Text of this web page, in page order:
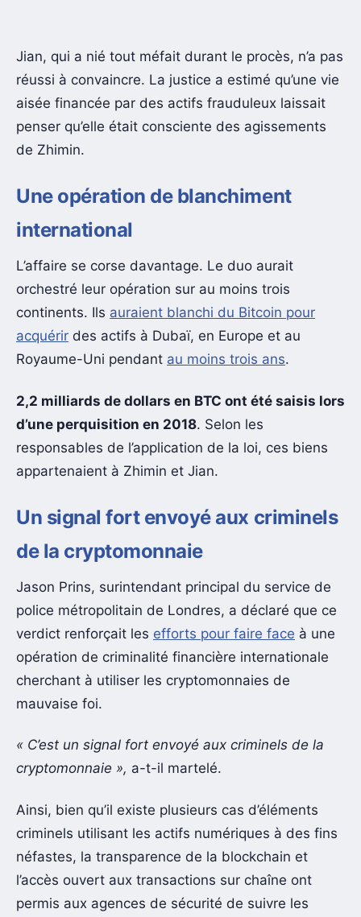
Jian, qui a nié tout méfait durant le procès, n’a pas
réussi à convaincre. La justice a estimé qu’une vie
aisée financée par des actifs frauduleux laissait
penser qu’elle était consciente des agissements
de Zhimin.
Une opération de blanchiment
international
L’affaire se corse davantage. Le duo aurait
orchestré leur opération sur au moins trois
continents. Ils auraient blanchi du Bitcoin pour
acquérir des actifs à Dubaï, en Europe et au
Royaume-Uni pendant au moins trois ans.
2,2 milliards de dollars en BTC ont été saisis lors
d’une perquisition en 2018. Selon les
responsables de l’application de la loi, ces biens
appartenaient à Zhimin et Jian.
Un signal fort envoyé aux criminels
de la cryptomonnaie
Jason Prins, surintendant principal du service de
police métropolitain de Londres, a déclaré que ce
verdict renforçait les efforts pour faire face à une
opération de criminalité financière internationale
cherchant à utiliser les cryptomonnaies de
mauvaise foi.
« C’est un signal fort envoyé aux criminels de la
cryptomonnaie », a-t-il martelé.
Ainsi, bien qu’il existe plusieurs cas d’éléments
criminels utilisant les actifs numériques à des fins
néfastes, la transparence de la blockchain et
l’accès ouvert aux transactions sur chaîne ont
permis aux agences de sécurité de suivre les